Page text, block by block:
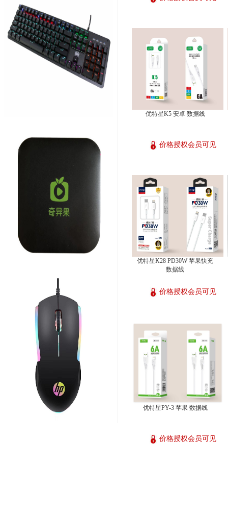
优特星K5 安卓 数据线
价格授权会员可见
优特星K28 PD30W 苹果快充
数据线
价格授权会员可见
优特星PY-3 苹果 数据线
价格授权会员可见